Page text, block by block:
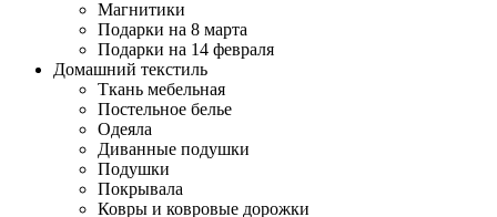
Магнитики
Подарки на 8 марта
Подарки на 14 февраля
Домашний текстиль
Ткань мебельная
Постельное белье
Одеяла
Диванные подушки
Подушки
Покрывала
Ковры и ковровые дорожки